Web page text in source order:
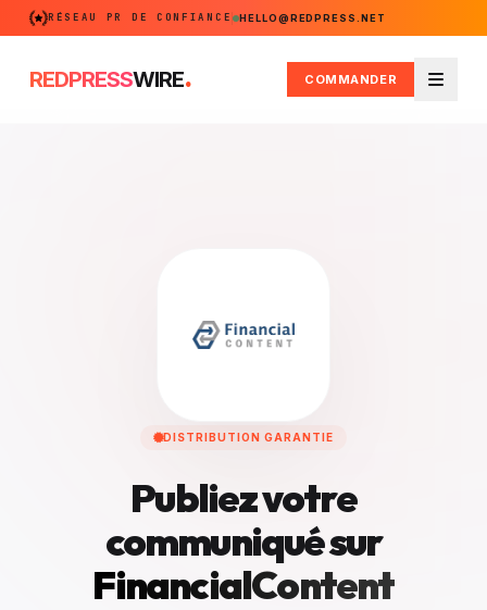
RÉSEAU PR DE CONFIANCE HELLO@REDPRESS.NET
REDPRESSWIRE. COMMANDER
Menu
DISTRIBUTION GARANTIE
Publiez votre
communiqué sur
FinancialContent